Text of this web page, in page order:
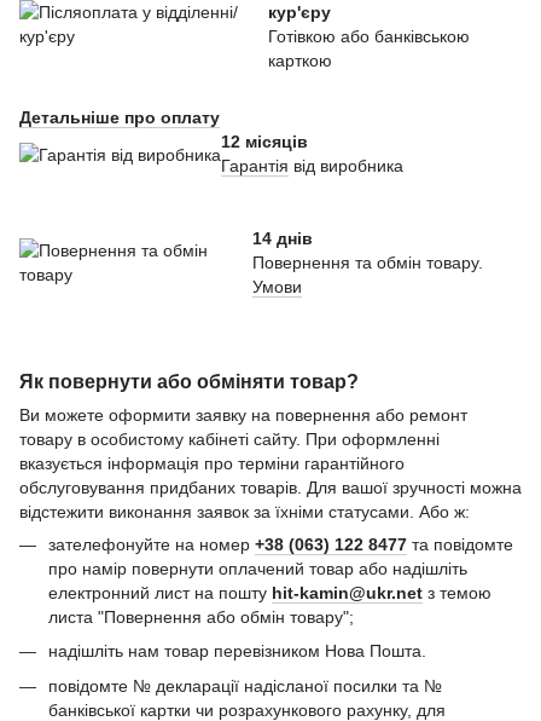
кур'єру
Готівкою або банківською
карткою
Детальніше про оплату
12 місяців
Гарантія від виробника
14 днів
Повернення та обмін товару.
Умови
Як повернути або обміняти товар?
Ви можете оформити заявку на повернення або ремонт
товару в особистому кабінеті сайту. При оформленні
вказується інформація про терміни гарантійного
обслуговування придбаних товарів. Для вашої зручності можна
відстежити виконання заявок за їхніми статусами. Або ж:
зателефонуйте на номер +38 (063) 122 8477 та повідомте
про намір повернути оплачений товар або надішліть
електронний лист на пошту hit-kamin@ukr.net з темою
листа "Повернення або обмін товару";
надішліть нам товар перевізником Нова Пошта.
повідомте № декларації надісланої посилки та №
банківської картки чи розрахункового рахунку, для